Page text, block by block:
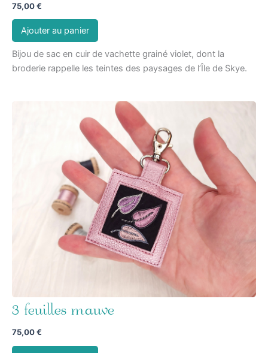
75,00€
Ajouter au panier
Bijou de sac en cuir de vachette grainé violet, dont la
broderie rappelle les teintes des paysages de l’Île de Skye.
3 feuilles mauve
75,00€